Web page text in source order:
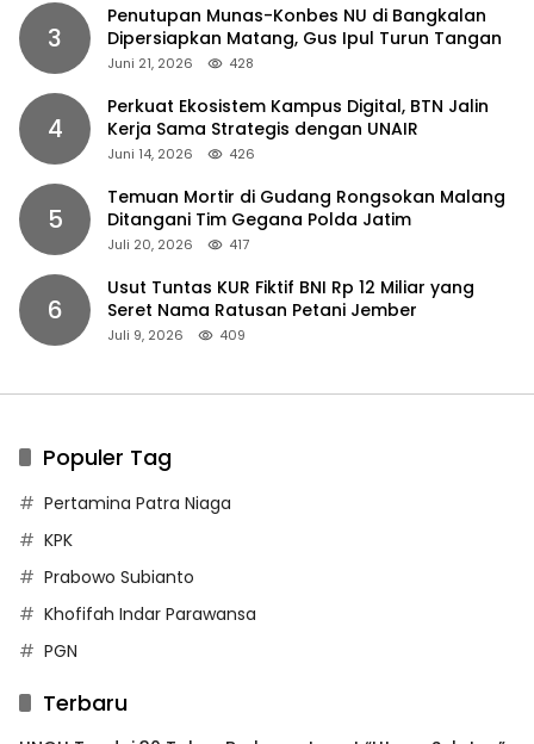
3
Penutupan Munas-Konbes NU di Bangkalan
Dipersiapkan Matang, Gus Ipul Turun Tangan
Juni 21, 2026 428
4
Perkuat Ekosistem Kampus Digital, BTN Jalin
Kerja Sama Strategis dengan UNAIR
Juni 14, 2026 426
5
Temuan Mortir di Gudang Rongsokan Malang
Ditangani Tim Gegana Polda Jatim
Juli 20, 2026 417
6
Usut Tuntas KUR Fiktif BNI Rp 12 Miliar yang
Seret Nama Ratusan Petani Jember
Juli 9, 2026 409
Populer Tag
Pertamina Patra Niaga
KPK
Prabowo Subianto
Khofifah Indar Parawansa
PGN
Terbaru